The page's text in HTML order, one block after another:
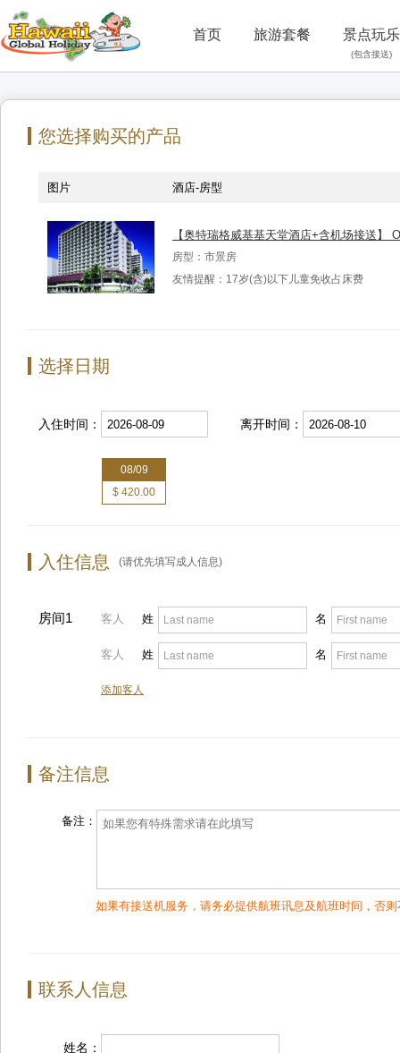
首页 旅游套餐 景点玩乐
(包含接送)
您选择购买的产品
图片 酒店-房型
【奥特瑞格威基基天堂酒店+含机场接送】
房型：市景房
友情提醒：17岁(含)以下儿童免收占床费
选择日期
入住时间： 离开时间：
08/09
$ 420.00
入住信息 (请优先填写成人信息)
房间1 客人 姓 名
客人 姓 名
添加客人
备注信息
备注：
如果有接送机服务，请务必提供航班讯息及航班时间，否
联系人信息
姓名：